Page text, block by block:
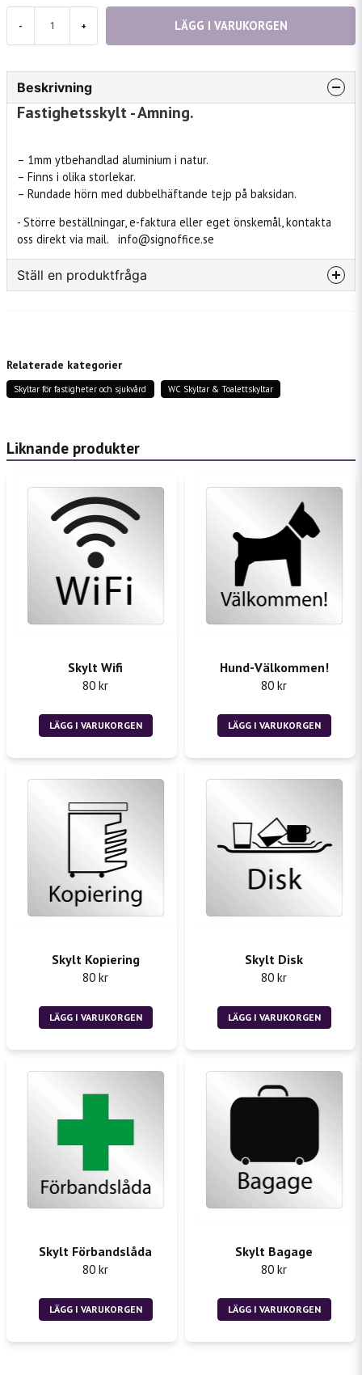
- + LÄGG I VARUKORGEN
Beskrivning
Fastighetsskylt - Amning.
– 1mm ytbehandlad aluminium i natur.
– Finns i olika storlekar.
– Rundade hörn med dubbelhäftande tejp på baksidan.
- Större beställningar, e-faktura eller eget önskemål, kontakta
oss direkt via mail. info@signoffice.se
Ställ en produktfråga
name
email
Ja, ni får publicera min fråga
Liknande produkter
Skylt Wifi
80 kr
LÄGG I VARUKORGEN
Hund-Välkommen!
80 kr
LÄGG I VARUKORGEN
Skylt Kopiering
80 kr
LÄGG I VARUKORGEN
Skylt Disk
80 kr
LÄGG I VARUKORGEN
Skylt Förbandslåda
80 kr
LÄGG I VARUKORGEN
Skylt Bagage
80 kr
LÄGG I VARUKORGEN
Relaterade kategorier
Skyltar för fastigheter och sjukvård WC Skyltar & Toalettskyltar